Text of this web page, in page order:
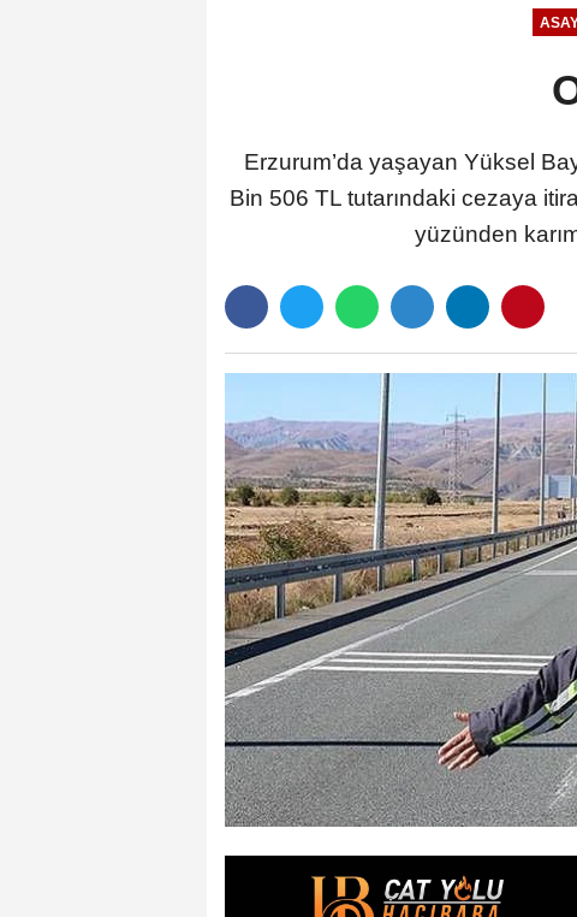
Erzurum’da yaşayan Yüksel
Bin 506 TL tutarındaki cezaya
yüzünden